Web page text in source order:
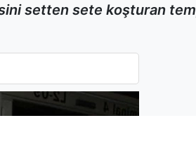
setten sete koşturan